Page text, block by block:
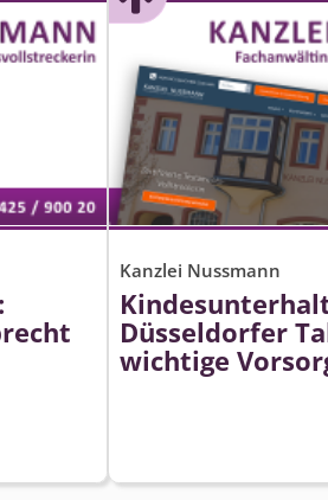
Kanzlei Nussmann
Düsseldorfer
wichtige